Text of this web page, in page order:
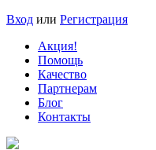
Вход или Регистрация
Акция!
Помощь
Качество
Партнерам
Блог
Контакты